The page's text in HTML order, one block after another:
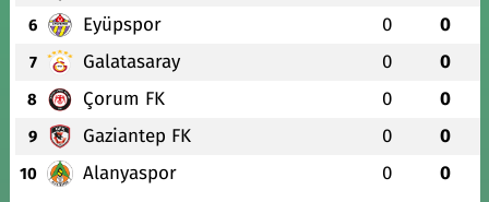
6 Eyüpspor 0 0
7 Galatasaray 0 0
8 Çorum FK 0 0
9 Gaziantep FK 0 0
10 Alanyaspor 0 0